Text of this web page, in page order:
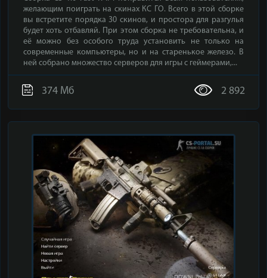
желающим поиграть на скинах КС ГО. Всего в этой сборке
вы встретите порядка 30 скинов, и простора для разгулья
будет хоть отбавляй. При этом сборка не требовательна, и
её можно без особого труда установить не только на
современные компьютеры, но и на старенькое железо. В
ней собрано множество серверов для игры с геймерами,...
374 Мб 2 892